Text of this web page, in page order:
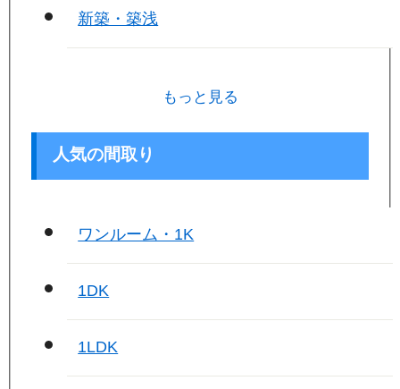
新築・築浅
もっと見る
人気の間取り
ワンルーム・1K
1DK
1LDK